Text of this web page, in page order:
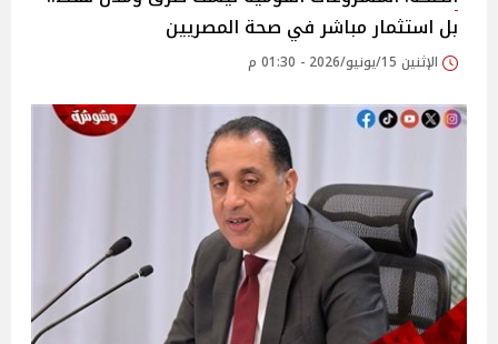
بل استثمار مباشر في صحة المصريين
الإثنين 15/يونيو/2026 - 01:30 م